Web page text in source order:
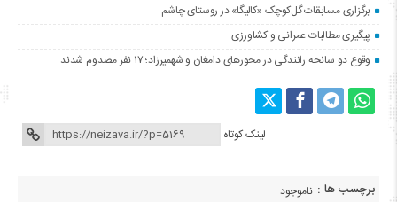
برگزاری مسابقات گل‌کوچک «کالیگا» در روستای چاشم
پیگیری مطالبات عمرانی و کشاورزی
وقوع دو سانحه رانندگی در محورهای دامغان و شهمیرزاد؛ ۱۷ نفر مصدوم شدند
لینک کوتاه
برچسب ها : ناموجود